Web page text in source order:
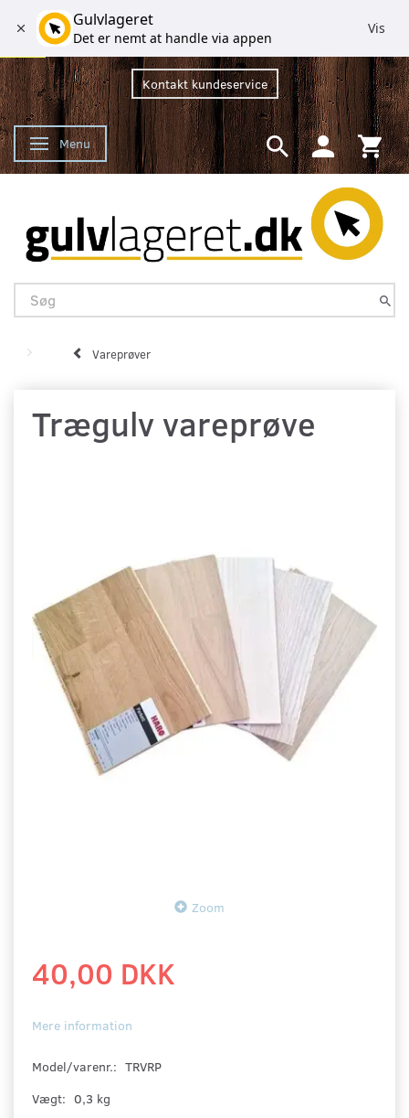
Kontakt kundeservice
Skifte navigation
Menu
Vareprøver
Trægulv vareprøve
Zoom
40,00 DKK
Mere information
Model/varenr.: TRVRP
Vægt: 0,3 kg
Gulvlageret
Det er nemt at handle via appen
Vis